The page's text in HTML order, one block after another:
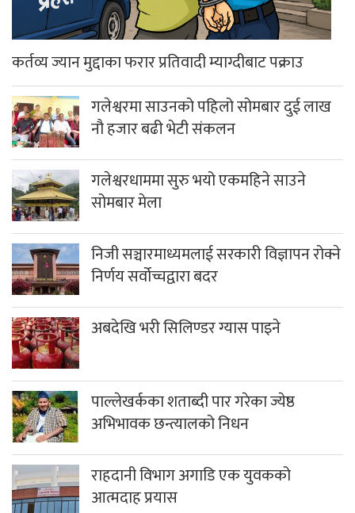
कर्तव्य ज्यान मुद्दाका फरार प्रतिवादी म्याग्दीबाट पक्राउ
गलेश्वरमा साउनको पहिलो सोमबार दुई लाख
नौ हजार बढी भेटी संकलन
गलेश्वरधाममा सुरु भयो एकमहिने साउने
सोमबार मेला
निजी सञ्चारमाध्यमलाई सरकारी विज्ञापन रोक्ने
निर्णय सर्वोच्चद्वारा बदर
अबदेखि भरी सिलिण्डर ग्यास पाइने
पाल्लेखर्कका शताब्दी पार गरेका ज्येष्ठ
अभिभावक छन्त्यालको निधन
राहदानी विभाग अगाडि एक युवकको
आत्मदाह प्रयास